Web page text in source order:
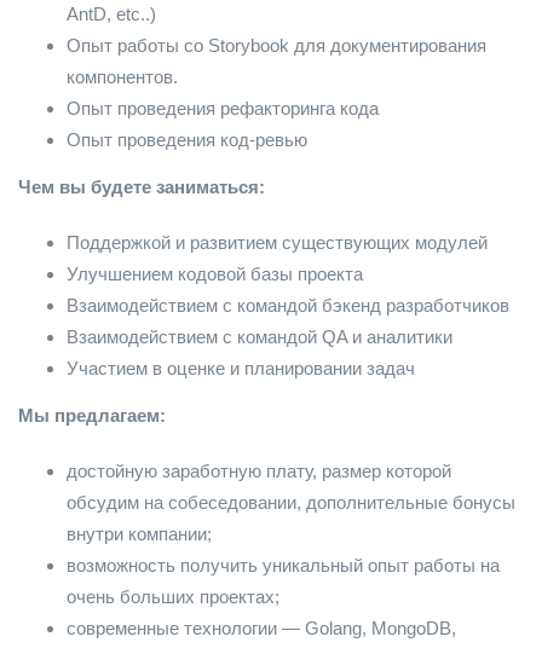
AntD, etc..)
Опыт работы со Storybook для документирования
компонентов.
Опыт проведения рефакторинга кода
Опыт проведения код-ревью
Чем вы будете заниматься:
Поддержкой и развитием существующих модулей
Улучшением кодовой базы проекта
Взаимодействием с командой бэкенд разработчиков
Взаимодействием с командой QA и аналитики
Участием в оценке и планировании задач
Мы предлагаем:
достойную заработную плату, размер которой
обсудим на собеседовании, дополнительные бонусы
внутри компании;
возможность получить уникальный опыт работы на
очень больших проектах;
современные технологии — Golang, MongoDB,